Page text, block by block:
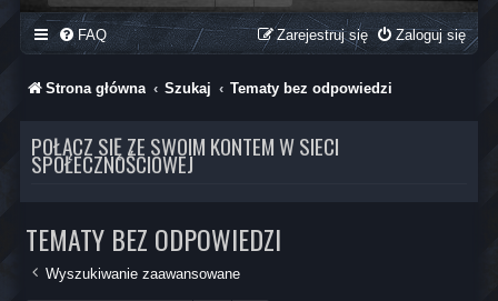
FAQ Zaloguj się
Zarejestruj się
Strona główna Szukaj Tematy bez odpowiedzi
POŁĄCZ SIĘ ZE SWOIM KONTEM W SIECI
SPOŁECZNOŚCIOWEJ
TEMATY BEZ ODPOWIEDZI
Wyszukiwanie zaawansowane